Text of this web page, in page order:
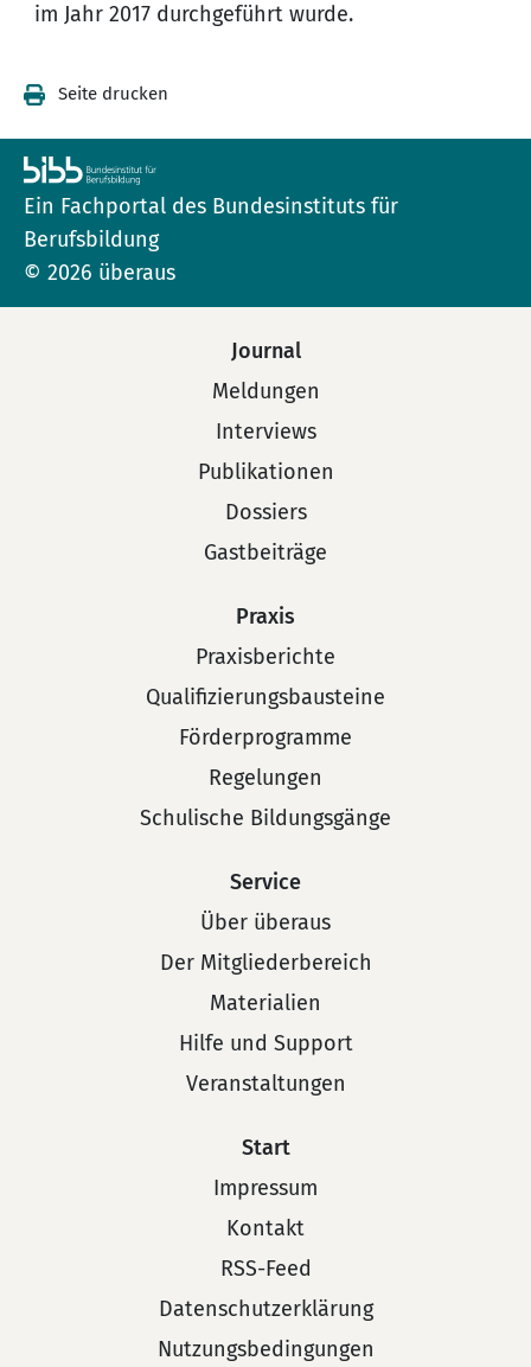
im Jahr 2017 durchgeführt wurde.
Seite drucken
Ein Fachportal des Bundesinstituts für
Berufsbildung
© 2026 überaus
Journal
Meldungen
Interviews
Publikationen
Dossiers
Gastbeiträge
Praxis
Praxisberichte
Qualifizierungsbausteine
Förderprogramme
Regelungen
Schulische Bildungsgänge
Service
Über überaus
Der Mitgliederbereich
Materialien
Hilfe und Support
Veranstaltungen
Start
Impressum
Kontakt
RSS-Feed
Datenschutzerklärung
Nutzungsbedingungen